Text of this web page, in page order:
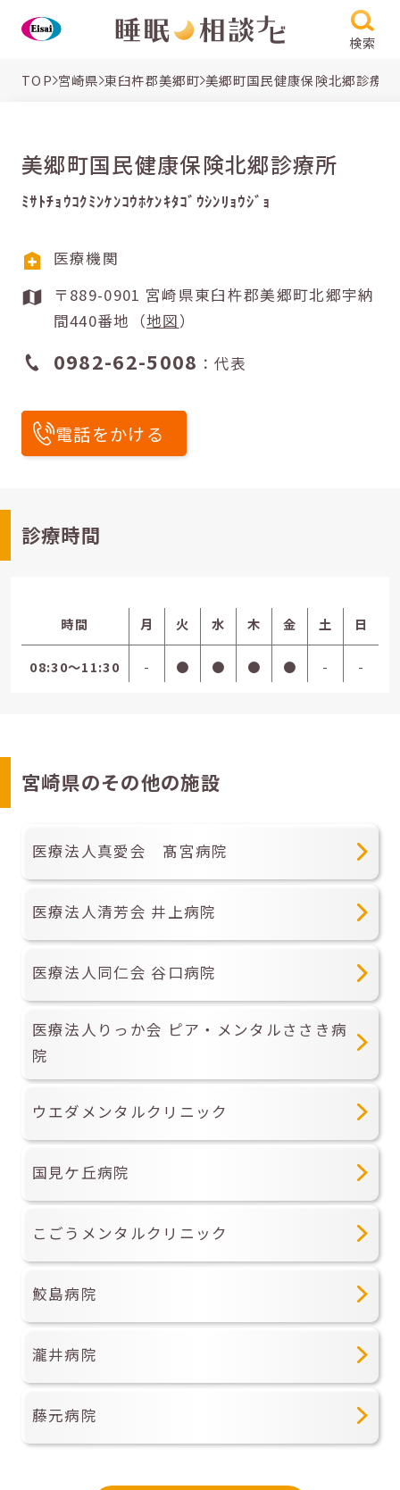
検索
TOP 宮崎県 東臼杵郡美郷町 美郷町国民健康保険北郷診療所
美郷町国民健康保険北郷診療所
ﾐｻﾄﾁｮｳｺｸﾐﾝｹﾝｺｳﾎｹﾝｷﾀｺﾞｳｼﾝﾘｮｳｼﾞｮ
医療機関
〒889-0901 宮崎県東臼杵郡美郷町北郷宇納
間440番地（地図）
0982-62-5008 ：代表
電話をかける
診療時間
時間 月 火 水 木 金 土 日
08:30〜11:30 - ● ● ● ● - -
宮崎県のその他の施設
医療法人真愛会 髙宮病院
医療法人清芳会 井上病院
医療法人同仁会 谷口病院
医療法人りっか会 ピア・メンタルささき病
院
ウエダメンタルクリニック
国見ケ丘病院
こごうメンタルクリニック
鮫島病院
瀧井病院
藤元病院